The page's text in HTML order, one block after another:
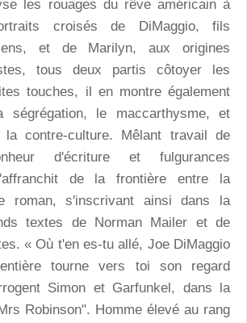
les rouages du rêve américain à
croisés de DiMaggio, fils
et de Marilyn, aux origines
tous deux partis côtoyer les
touches, il en montre également
le maccarthysme, et
la contre-culture. Mêlant travail de
d'écriture et fulgurances
de la frontière entre la
roman, s'inscrivant ainsi dans la
textes de Norman Mailer et de
« Où t'en es-tu allé, Joe DiMaggio
tourne vers toi son regard
Simon et Garfunkel, dans la
Robinson". Homme élevé au rang